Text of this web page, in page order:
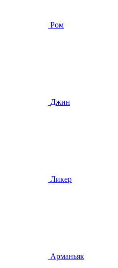
Ром
Джин
Ликер
Арманьяк